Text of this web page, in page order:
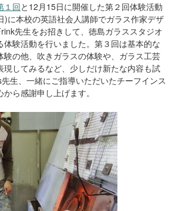
１回と12月15日に開催した第２回体験活動
)に本校の英語社会人講師でガラス作家デザ
先生をお招きして、徳島ガラススタジオ
体験活動を行いました。第３回は基本的な
験の他、吹きガラスの体験や、ガラス工芸
現してみるなど、少しだけ新たな内容も試
生、一緒にご指導いただいたチーフインス
ら感謝申し上げます。